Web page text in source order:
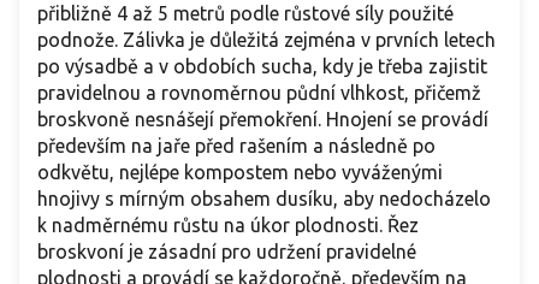
přibližně 4 až 5 metrů podle růstové síly použité
podnože. Zálivka je důležitá zejména v prvních letech
po výsadbě a v obdobích sucha, kdy je třeba zajistit
pravidelnou a rovnoměrnou půdní vlhkost, přičemž
broskvoně nesnášejí přemokření. Hnojení se provádí
především na jaře před rašením a následně po
odkvětu, nejlépe kompostem nebo vyváženými
hnojivy s mírným obsahem dusíku, aby nedocházelo
k nadměrnému růstu na úkor plodnosti. Řez
broskvoní je zásadní pro udržení pravidelné
plodnosti a provádí se každoročně, především na